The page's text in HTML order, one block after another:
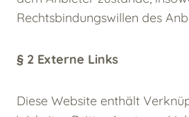
Rechtsbindungswillen des
§ 2 Externe Links
Diese Website enthält